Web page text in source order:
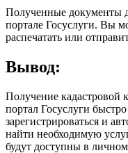
Полученные документы
портале Госуслуги. Вы
распечатать или
Вывод:
Получение кадастровой
портал Госуслуги
зарегистрироваться и
найти необходимую
будут доступны в